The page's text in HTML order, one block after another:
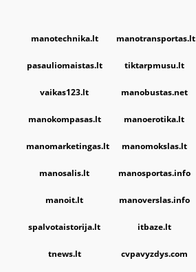
manotechnika.lt manotransportas.lt
pasauliomaistas.lt tiktarpmusu.lt
vaikas123.lt manobustas.net
manokompasas.lt manoerotika.lt
manomarketingas.lt manomokslas.lt
manosalis.lt manosportas.info
manoit.lt manoverslas.info
spalvotaistorija.lt itbaze.lt
tnews.lt cvpavyzdys.com